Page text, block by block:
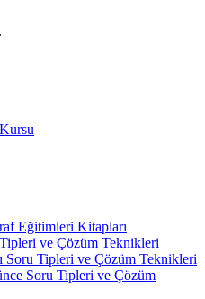
Eğitimleri Kitapları
ve Çözüm Teknikleri
Soru Tipleri ve Çözüm Teknikleri
Soru Tipleri ve Çözüm